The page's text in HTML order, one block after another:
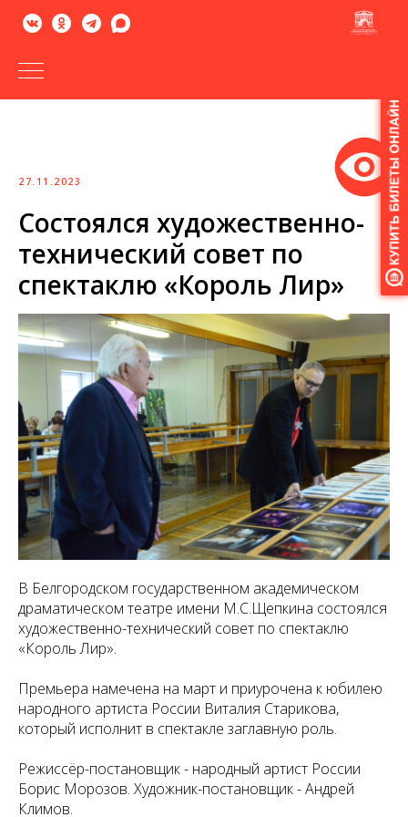
Версия
27.11.2023
Состоялся художественно-
технический совет по
спектаклю «Король Лир»
В Белгородском государственном академическом
драматическом театре имени М.С.Щепкина состоялся
художественно-технический совет по спектаклю
«Король Лир».
Премьера намечена на март и приурочена к юбилею
народного артиста России Виталия Старикова,
который исполнит в спектакле заглавную роль.
Режиссёр-постановщик - народный артист России
Борис Морозов. Художник-постановщик - Андрей
Климов.